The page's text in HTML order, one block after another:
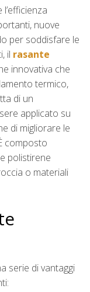
nuove
per soddisfare le
il rasante
innovativa che
termico,
di un
applicato su
di migliorare le
composto
polistirene
o materiali
serie di vantaggi